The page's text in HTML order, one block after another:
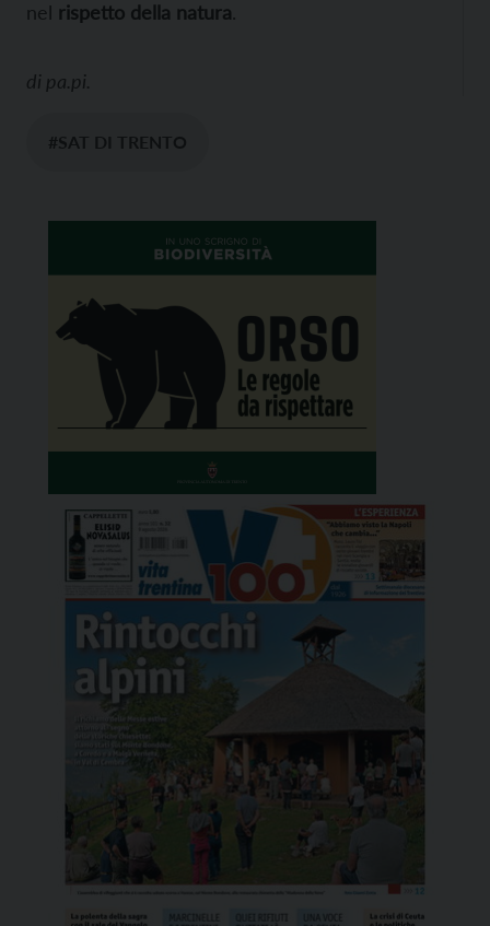
nel rispetto della natura.
di pa.pi.
#SAT DI TRENTO